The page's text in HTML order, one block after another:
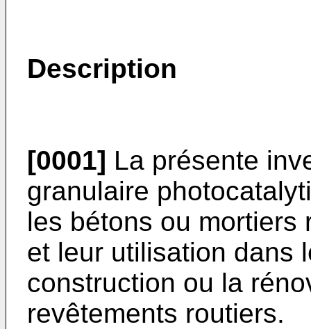
Description
[0001] La présente
granulaire
les bétons ou mortiers
et leur utilisation dans
construction ou la
revêtements routiers.